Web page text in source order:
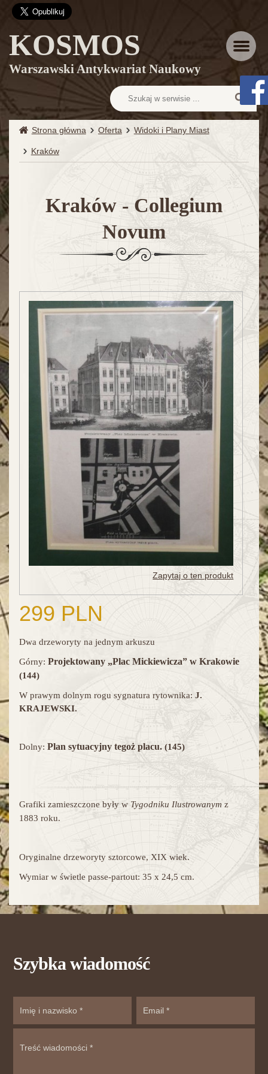
KOSMOS
Warszawski Antykwariat Naukowy
Strona główna Oferta Widoki i Plany Miast
Kraków
Kraków - Collegium
Novum
Zapytaj o ten produkt
299 PLN
Dwa drzeworyty na jednym arkuszu
Górny: Projektowany „Plac Mickiewicza” w Krakowie
(144)
W prawym dolnym rogu sygnatura rytownika: J.
KRAJEWSKI.
Dolny: Plan sytuacyjny tegoż placu. (145)
Grafiki zamieszczone były w Tygodniku Ilustrowanym z
1883 roku.
Oryginalne drzeworyty sztorcowe, XIX wiek.
Wymiar w świetle passe-partout: 35 x 24,5 cm.
Szybka wiadomość